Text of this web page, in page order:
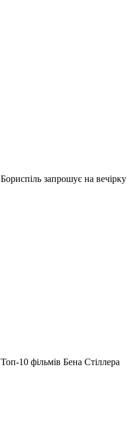
Бориспіль запрошує на вечірку
Топ-10 фільмів Бена Стіллера